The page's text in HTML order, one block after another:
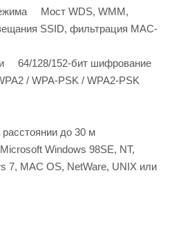
Мост WDS, WMM,
SSID, фильтрация MAC-
64/128/152-бит шифрование
/ WPA-PSK / WPA2-PSK
до 30 м
Windows 98SE, NT,
7, MAC OS, NetWare, UNIX или